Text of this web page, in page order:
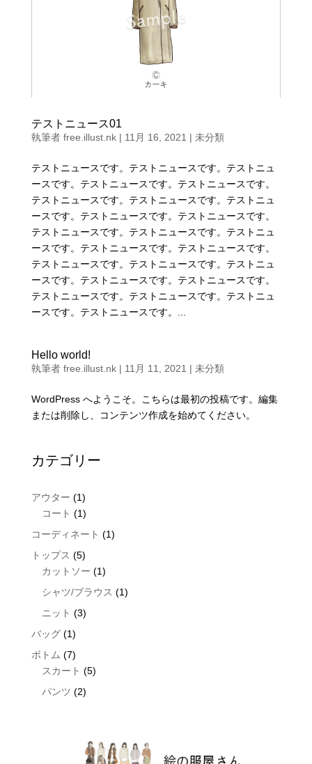
テストニュース01
執筆者 free.illust.nk| 11月 16, 2021 | 未分類
テストニュースです。テストニュースです。テストニュ
ースです。テストニュースです。テストニュースです。
テストニュースです。テストニュースです。テストニュ
ースです。テストニュースです。テストニュースです。
テストニュースです。テストニュースです。テストニュ
ースです。テストニュースです。テストニュースです。
テストニュースです。テストニュースです。テストニュ
ースです。テストニュースです。テストニュースです。
テストニュースです。テストニュースです。テストニュ
ースです。テストニュースです。...
Hello world!
執筆者 free.illust.nk| 11月 11, 2021 | 未分類
WordPress へようこそ。こちらは最初の投稿です。編集
または削除し、コンテンツ作成を始めてください。
カテゴリー
アウター 11
product
コート 11
product
コーディネート 11
トップス 55
products
カットソー 11
product
シャツ/ブラウス 11
ニット 33
バッグ 11
product
ボトム 77
products
スカート 55
パンツ 22